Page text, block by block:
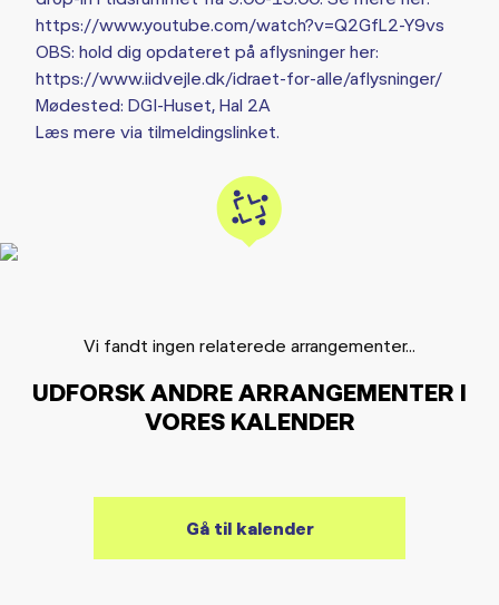
https://www.youtube.com/watch?v=Q2GfL2-Y9vs
OBS: hold dig opdateret på aflysninger her:
https://www.iidvejle.dk/idraet-for-alle/aflysninger/
Mødested: DGI-Huset, Hal 2A
Læs mere via tilmeldingslinket.
Vi fandt ingen relaterede arrangementer...
UDFORSK ANDRE ARRANGEMENTER I
VORES KALENDER
Gå til kalender